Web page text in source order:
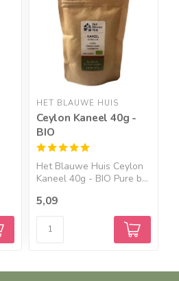
HET BLAUWE HUIS
Ceylon Kaneel 40g -
BIO
Het Blauwe Huis Ceylon
Kaneel 40g - BIO Pure b...
5,09